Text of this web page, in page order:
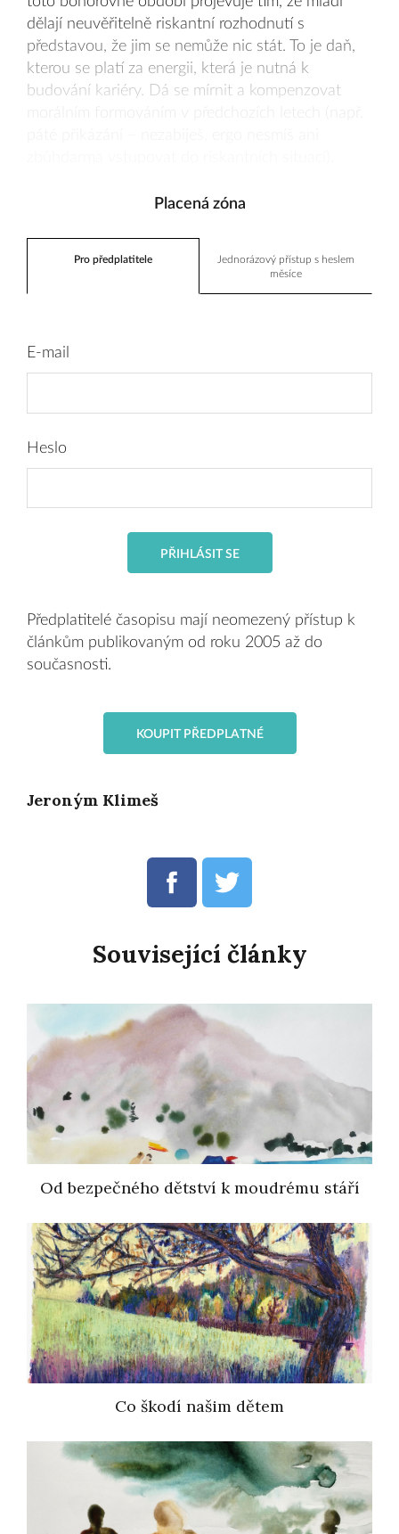
dělají neuvěřitelně riskantní rozhodnutí s
představou, že jim se nemůže nic stát. To je daň,
kterou se platí za energii, která je nutná k
budování kariéry. Dá se mírnit a kompenzovat
Placená zóna
Pro předplatitele
Jednorázový přístup s heslem
měsíce
E-mail
Heslo
PŘIHLÁSIT SE
Předplatitelé časopisu mají neomezený přístup k
článkům publikovaným od roku 2005 až do
současnosti.
KOUPIT PŘEDPLATNÉ
Jeroným Klimeš
Související články
Od bezpečného dětství k moudrému stáří
Co škodí našim dětem